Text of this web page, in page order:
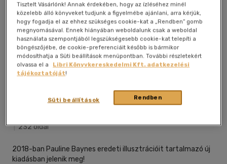
Kívánságlistához adom
(6 vélemény)
|232 oldal
2018-ban Pauline Baynes eredeti illusztrációit tartalmazó új
kiadásban jelenik meg!
Tisztelt Vásárlónk! Annak érdekében, hogy az ízléséhez minél
közelebb álló könyveket tudjunk a figyelmébe ajánlani, arra kérjük,
hogy fogadja el az ehhez szükséges cookie-kat a „Rendben” gomb
megnyomásával. Ennek hiányában weboldalunk csak a weboldal
használata szempontjából legszükségesebb cookie-kat telepíti a
böngészőjébe, de cookie-preferenciáit később is bármikor
módosíthatja a Süti beállítások menüpontban. További részletekért
olvassa el a
Libri Könyvkereskedelmi Kft. adatkezelési
tájékoztatóját!
Rendben
Süti beállítások